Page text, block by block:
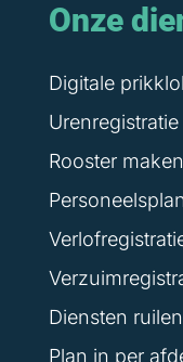
Onze
Digitale
Urenregistratie
Rooster maken
Diensten ruilen
Plan in per